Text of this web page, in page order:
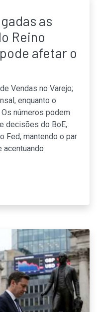
as
Reino
afetar o
Vendas no Varejo;
enquanto o
números podem
decisões do BoE,
Fed, mantendo o par